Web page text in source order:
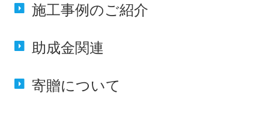
施工事例のご紹介
助成金関連
寄贈について